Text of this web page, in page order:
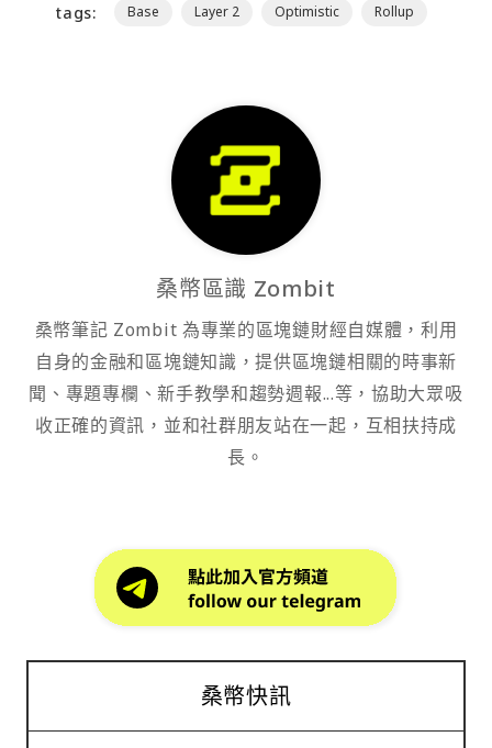
tags: Base Layer 2 Optimistic Rollup
桑幣區識 Zombit
桑幣筆記 Zombit 為專業的區塊鏈財經自媒體，利用
自身的金融和區塊鏈知識，提供區塊鏈相關的時事新
聞、專題專欄、新手教學和趨勢週報...等，協助大眾吸
收正確的資訊，並和社群朋友站在一起，互相扶持成
長。
桑幣快訊